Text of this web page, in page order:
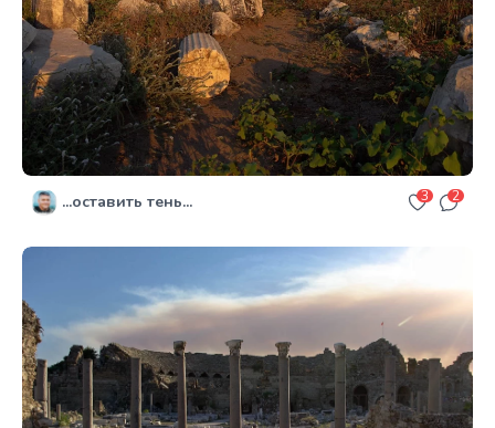
...оставить тень... 3 2